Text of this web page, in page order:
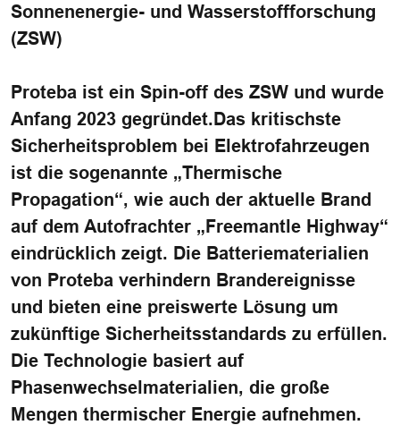
Sonnenenergie- und Wasserstoffforschung
(ZSW)
Proteba ist ein Spin-off des ZSW und wurde
Anfang 2023 gegründet.Das kritischste
Sicherheitsproblem bei Elektrofahrzeugen
ist die sogenannte „Thermische
Propagation“, wie auch der aktuelle Brand
auf dem Autofrachter „Freemantle Highway“
eindrücklich zeigt. Die Batteriematerialien
von Proteba verhindern Brandereignisse
und bieten eine preiswerte Lösung um
zukünftige Sicherheitsstandards zu erfüllen.
Die Technologie basiert auf
Phasenwechselmaterialien, die große
Mengen thermischer Energie aufnehmen.